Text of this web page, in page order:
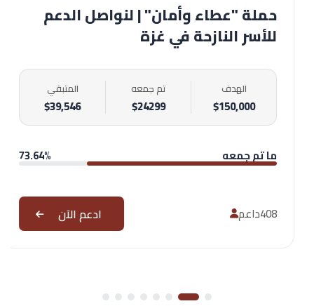
حملة "عطاء وأمان" | لنواصل الدعم
للأسر النازحة في غزة
الهدف
$150,000
تم جمعه
$30264
المتبقي
$39,546
ما تم جمعه 73.64%
512داعم ادعم الآن